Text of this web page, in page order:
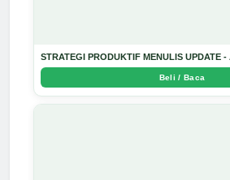
STRATEGI PRODUKTIF MENULIS UPDATE
Beli / Baca